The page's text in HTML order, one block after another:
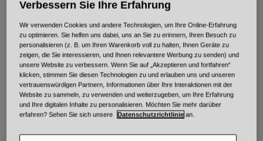
Adventure
Retro
Ersatzteile
Alle Artikel anzeigen
BMX
Ersatzteile
Alle Artikel anzeigen
Verbessern Sie Ihre Erfahrung
Wir verwenden Cookies und andere Technologien, um Ihre Online-Erfahrung
zu optimieren. Sie helfen uns dabei, uns an Sie zu erinnern, Ihren Besuch zu
personalisieren (z. B. um Ihren Warenkorb voll zu halten, Ihnen Geräte zu
zeigen, die Sie interessieren, und Ihnen relevantere Werbung zu senden) und
unsere Website zu verbessern. Wenn Sie auf „Akzeptieren und fortfahren“
klicken, stimmen Sie diesen Technologien zu und erlauben uns und unseren
vertrauenswürdigen Partnern, Informationen über Ihre Interaktionen mit der
Website zu sammeln, zu verwenden und weiterzugeben, um Ihre Erfahrung
und Ihre digitalen Inhalte zu personalisieren. Möchten Sie mehr darüber
erfahren? Sehen Sie sich unsere
Datenschutzrichtlinie an.